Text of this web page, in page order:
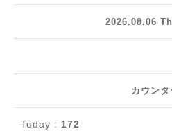
2026.08.06
カウンタ
Today : 172